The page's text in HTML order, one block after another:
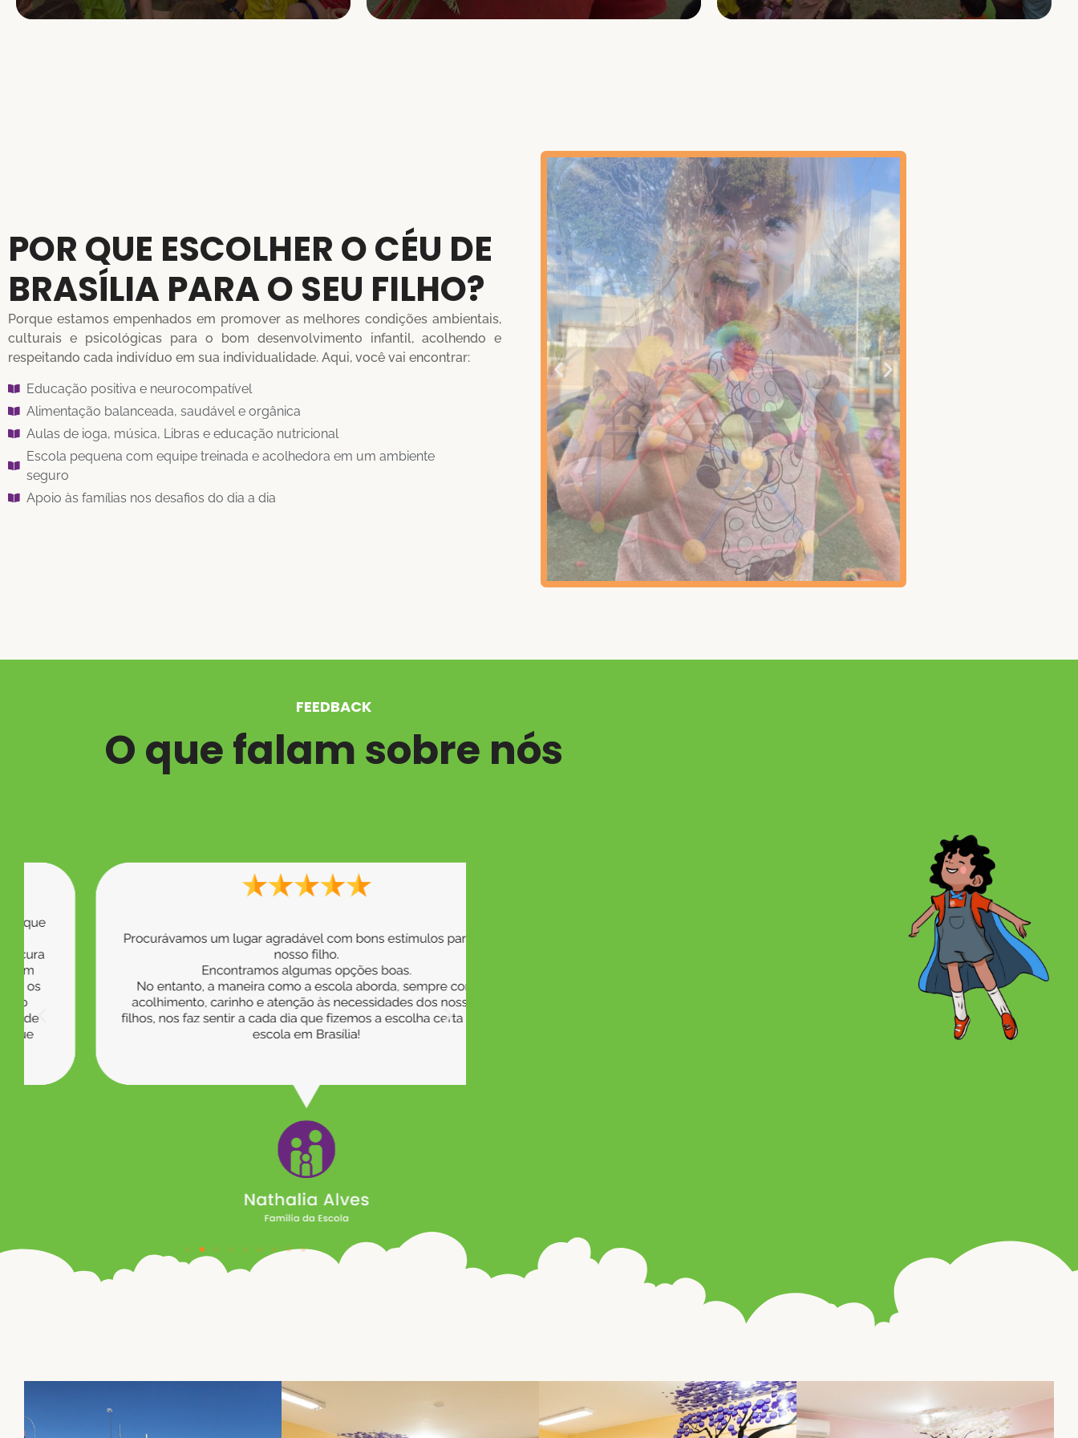
POR QUE ESCOLHER O CÉU DE
BRASÍLIA PARA O SEU FILHO?
Porque estamos empenhados em promover as melhores condições ambientais,
culturais e psicológicas para o bom desenvolvimento infantil, acolhendo e
respeitando cada indivíduo em sua individualidade. Aqui, você vai encontrar:
Educação positiva e neurocompatível
Alimentação balanceada, saudável e orgânica
Aulas de ioga, música, Libras e educação nutricional
Escola pequena com equipe treinada e acolhedora em um ambiente
seguro
Apoio às famílias nos desafios do dia a dia
FEEDBACK
O que falam sobre nós